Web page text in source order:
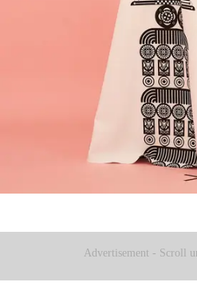
Advertisement - Scroll